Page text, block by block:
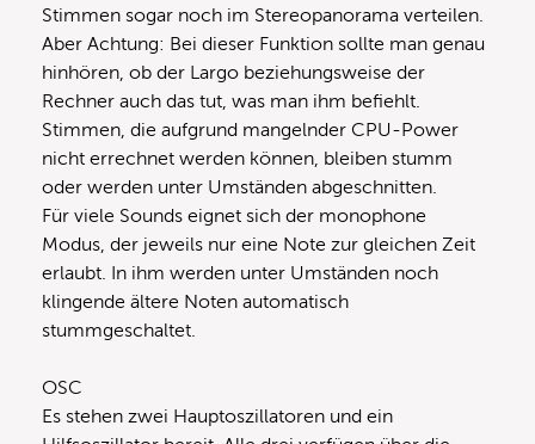
Stimmen sogar noch im Stereopanorama verteilen.
Aber Achtung: Bei dieser Funktion sollte man genau
hinhören, ob der Largo beziehungsweise der
Rechner auch das tut, was man ihm befiehlt.
Stimmen, die aufgrund mangelnder CPU-Power
nicht errechnet werden können, bleiben stumm
oder werden unter Umständen abgeschnitten.
Für viele Sounds eignet sich der monophone
Modus, der jeweils nur eine Note zur gleichen Zeit
erlaubt. In ihm werden unter Umständen noch
klingende ältere Noten automatisch
stummgeschaltet.
OSC
Es stehen zwei Hauptoszillatoren und ein